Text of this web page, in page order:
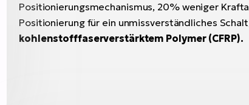
Positionierungsmechanismus, 20% weniger
Positionierung für ein unmissverständliches
kohlenstofffaserverstärktem Polymer (CFRP).